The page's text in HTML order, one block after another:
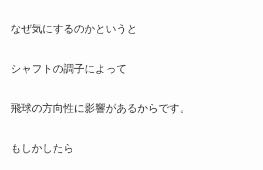
なぜ気にするのかというと
シャフトの調子によって
飛球の方向性に影響があるからです。
もしかしたら